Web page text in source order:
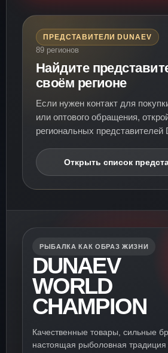
ПРЕДСТАВИТЕЛИ DUNAEV
89 регионов
Найдите
своём регионе
Если нужен контакт для
или оптового обращения,
региональных представителей
Открыть список
РЫБАЛКА КАК ОБРАЗ ЖИЗНИ
DUNAEV
WORLD
CHAMPION
Качественные товары, сильные
настоящая рыболовная